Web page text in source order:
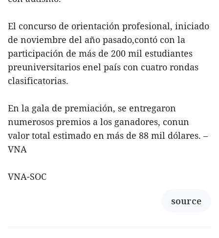
El concurso de orientación profesional, iniciado
de noviembre del año pasado,contó con la
participación de más de 200 mil estudiantes
preuniversitarios enel país con cuatro rondas
clasificatorias.
En la gala de premiación, se entregaron
numerosos premios a los ganadores, conun
valor total estimado en más de 88 mil dólares. –
VNA
VNA-SOC
source